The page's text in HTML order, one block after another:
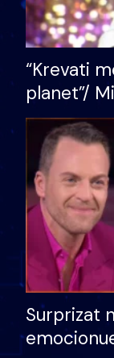
“Krevati
planet”/
bukura në
mungojë
Surprizat